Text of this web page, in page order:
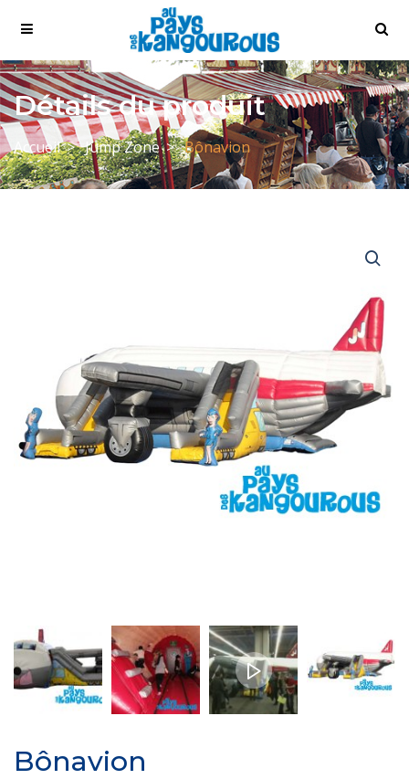
Détails du produit
Accueil Jump Zone Bônavion
Bônavion